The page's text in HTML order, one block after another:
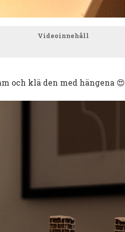
Videoinnehåll
och klä den med hängena 😍